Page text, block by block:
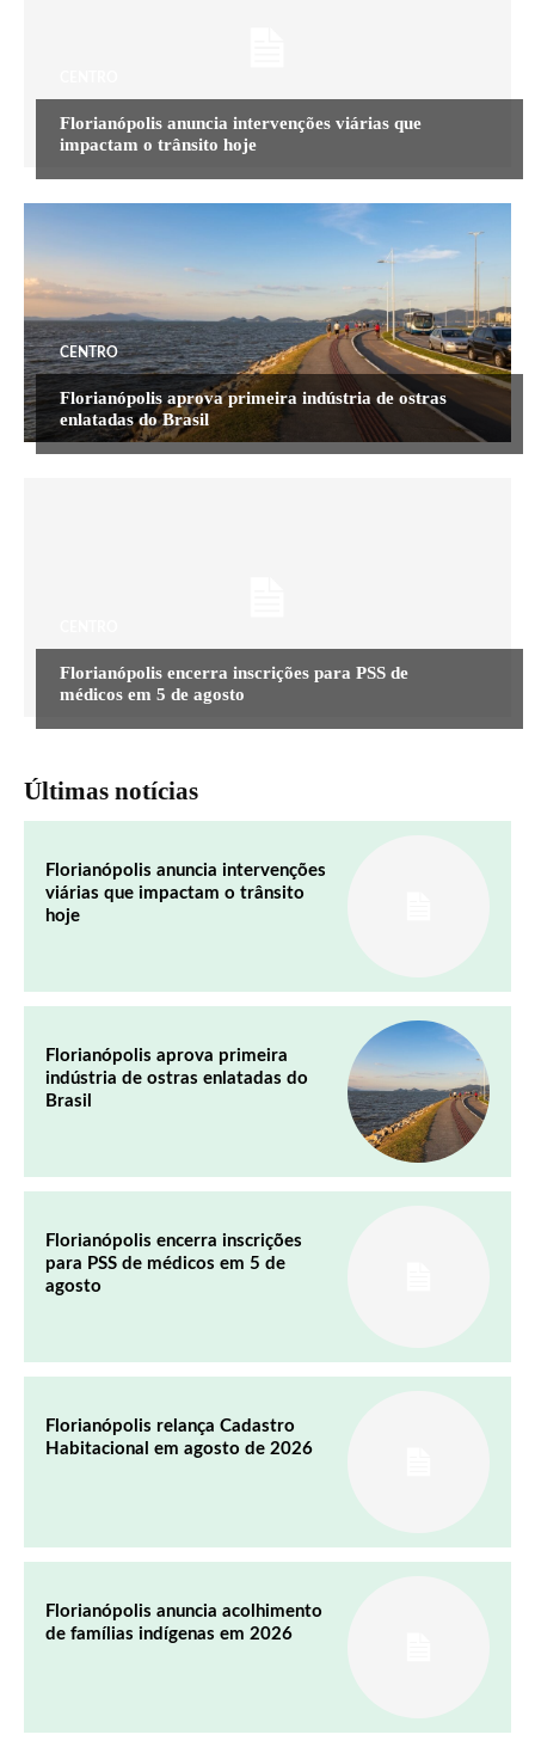
Florianópolis anuncia intervenções viárias que
impactam o trânsito hoje
CENTRO
Florianópolis aprova primeira indústria de ostras
enlatadas do Brasil
Florianópolis encerra inscrições para PSS de
médicos em 5 de agosto
Últimas notícias
Florianópolis anuncia intervenções
viárias que impactam o trânsito
hoje
Florianópolis aprova primeira
indústria de ostras enlatadas do
Brasil
Florianópolis encerra inscrições
para PSS de médicos em 5 de
agosto
Florianópolis relança Cadastro
Habitacional em agosto de 2026
Florianópolis anuncia acolhimento
de famílias indígenas em 2026